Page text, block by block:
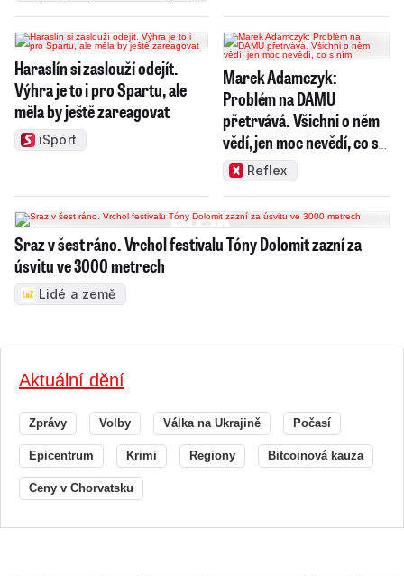
Haraslín si zaslouží odejít.
Výhra je to i pro Spartu, ale
měla by ještě zareagovat
iSport
Marek Adamczyk:
Problém na DAMU
přetrvává. Všichni o něm
vědí, jen moc nevědí, co s
nímReflex
Sraz v šest ráno. Vrchol festivalu Tóny Dolomit zazní za
úsvitu ve 3000 metrech
Lidé a země
Aktuální dění
Zprávy Volby Válka na Ukrajině Počasí
Epicentrum Krimi Regiony Bitcoinová kauza
Ceny v Chorvatsku